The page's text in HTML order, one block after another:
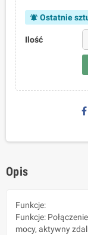
notifications_active Ostatnie
Ilość
Opis
Funkcje:
Funkcje:
mocy, aktywny